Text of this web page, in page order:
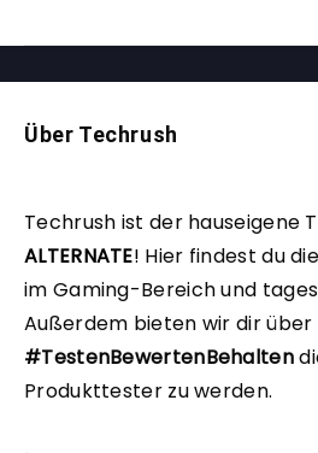
Über Techrush
Techrush ist der hauseigene
ALTERNATE! Hier findest du
im Gaming-Bereich und
Außerdem bieten wir dir über
#TestenBewertenBehalten
Produkttester zu werden.